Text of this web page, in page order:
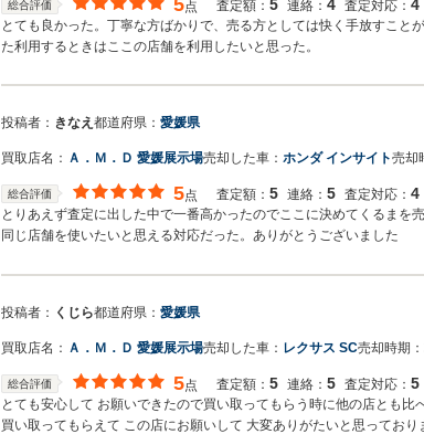
総合評価 5点 査定額： 5 連絡： 4 査定対応： 4
とても良かった。丁寧な方ばかりで、売る方としては快く手放すこと
た利用するときはここの店舗を利用したいと思った。
投稿者： きなえ 都道府県： 愛媛県
買取店名： Ａ．Ｍ．Ｄ 愛媛展示場売却した車： ホンダ インサイト売却
総合評価 5点 査定額： 5 連絡： 5 査定対応： 4
とりあえず査定に出した中で一番高かったのでここに決めてくるまを
同じ店舗を使いたいと思える対応だった。ありがとうございました
投稿者： くじら都道府県： 愛媛県
買取店名： Ａ．Ｍ．Ｄ 愛媛展示場売却した車： レクサス SC売却時期：
総合評価 5点 査定額： 5 連絡： 5 査定対応： 5
とても安心して お願いできたので買い取ってもらう時に他の店とも
買い取ってもらえて この店にお願いして 大変ありがたいと思ってお